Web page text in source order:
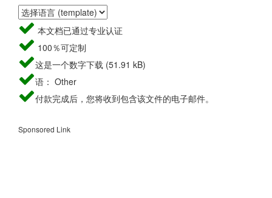
本文档已通过专业认证
100％可定制
这是一个数字下载 (51.91 kB)
语： Other
付款完成后，您将收到包含该文件的电子邮件。
Sponsored Link